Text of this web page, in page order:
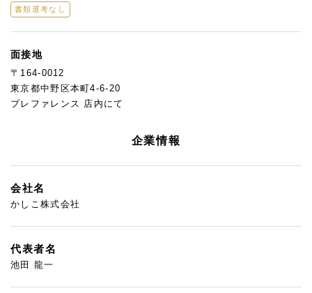
書類選考なし
面接地
〒164-0012
東京都中野区本町4-6-20
プレファレンス 店内にて
企業情報
会社名
かしこ株式会社
代表者名
池田 龍一